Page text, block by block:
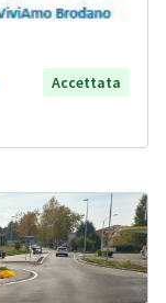
Accettata